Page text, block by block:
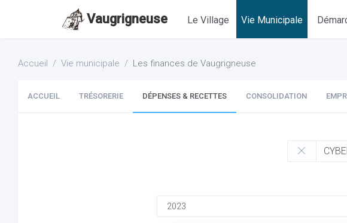
Vaugrigneuse Le Village Vie Municipale
Accueil Vie municipale Les finances de Vaugrigneuse
ACCUEIL TRÉSORERIE DÉPENSES & RECETTES CONSOLIDATION